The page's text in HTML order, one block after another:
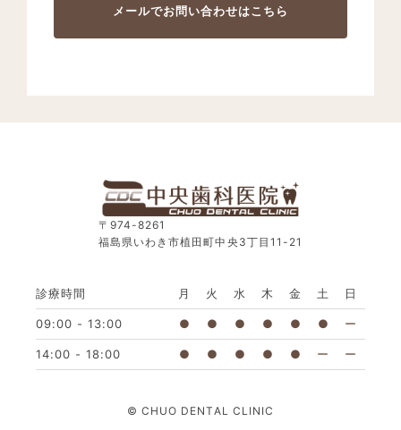
メールでお問い合わせはこちら
〒974-8261
福島県いわき市植田町中央3丁目11-21
診療時間 月 火 水 木 金 土 日
09:00 - 13:00 ● ● ● ● ● ● ー
14:00 - 18:00 ● ● ● ● ● ー ー
© CHUO DENTAL CLINIC